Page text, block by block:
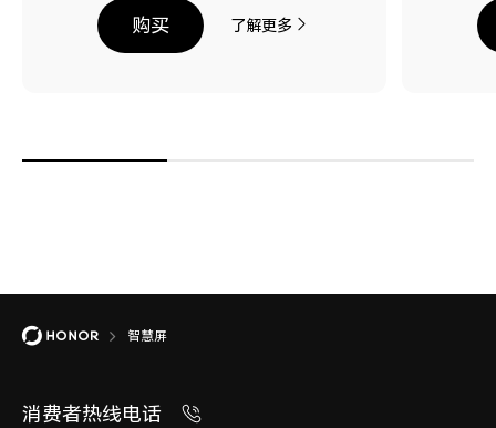
购买 了解更多
智慧屏
消费者热线电话